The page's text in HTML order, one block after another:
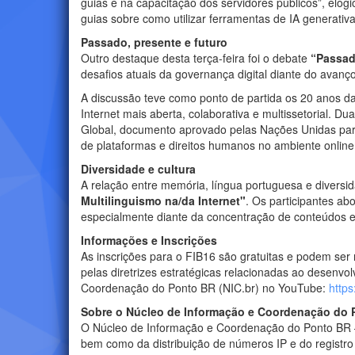
guias sobre como utilizar ferramentas de IA
Passado, presente e futuro
Outro destaque desta terça-feira foi o debate
desafios atuais da governança digital diante do
A discussão teve como ponto de partida os 20 anos
Internet mais aberta, colaborativa e multissetorial.
Global, documento aprovado pelas Nações Unidas
de plataformas e direitos humanos no ambiente
Diversidade e cultura
A relação entre memória, língua portuguesa e
Multilinguismo na/da Internet". Os participantes
especialmente diante da concentração de
Informações e Inscrições
As inscrições para o FIB16 são gratuitas e podem
pelas diretrizes estratégicas relacionadas ao
Coordenação do Ponto BR (NIC.br) no YouTube:
Sobre o Núcleo de Informação e Coordenação do
O Núcleo de Informação e Coordenação do Ponto
bem como da distribuição de números IP e do